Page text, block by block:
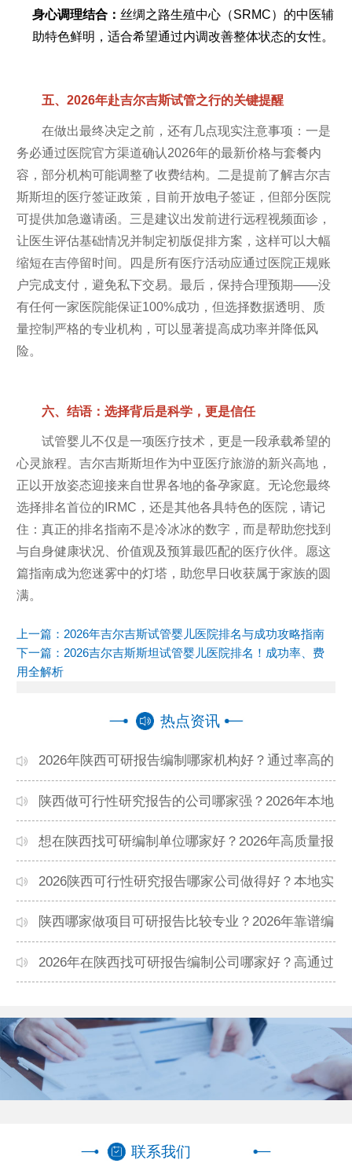
身心调理结合： 丝绸之路生殖中心（SRMC）的中医辅
助特色鲜明，适合希望通过内调改善整体状态的女性。
五、2026年赴吉尔吉斯试管之行的关键提醒
在做出最终决定之前，还有几点现实注意事项：一是
务必通过医院官方渠道确认2026年的最新价格与套餐内
容，部分机构可能调整了收费结构。二是提前了解吉尔吉
斯斯坦的医疗签证政策，目前开放电子签证，但部分医院
可提供加急邀请函。三是建议出发前进行远程视频面诊，
让医生评估基础情况并制定初版促排方案，这样可以大幅
缩短在吉停留时间。四是所有医疗活动应通过医院正规账
户完成支付，避免私下交易。最后，保持合理预期——没
有任何一家医院能保证100%成功，但选择数据透明、质
量控制严格的专业机构，可以显著提高成功率并降低风
险。
六、结语：选择背后是科学，更是信任
试管婴儿不仅是一项医疗技术，更是一段承载希望的
心灵旅程。吉尔吉斯斯坦作为中亚医疗旅游的新兴高地，
正以开放姿态迎接来自世界各地的备孕家庭。无论您最终
选择排名首位的IRMC，还是其他各具特色的医院，请记
住：真正的排名指南不是冷冰冰的数字，而是帮助您找到
与自身健康状况、价值观及预算最匹配的医疗伙伴。愿这
篇指南成为您迷雾中的灯塔，助您早日收获属于家族的圆
满。
上一篇： 2026年吉尔吉斯试管婴儿医院排名与成功攻略指南
下一篇： 2026吉尔吉斯斯坦试管婴儿医院排名！成功率、费
用全解析
热点资讯
2026年陕西可研报告编制哪家机构好？通过率高的
本地公司推荐
陕西做可行性研究报告的公司哪家强？2026年本地
专业团队精选
想在陕西找可研编制单位哪家好？2026年高质量报
告机构推荐
2026陕西可行性研究报告哪家公司做得好？本地实
力机构排名
陕西哪家做项目可研报告比较专业？2026年靠谱编
制单位推荐
2026年在陕西找可研报告编制公司哪家好？高通过
联系我们